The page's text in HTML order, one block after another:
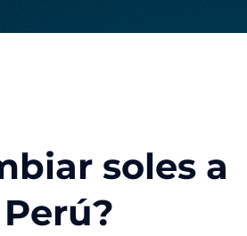
soles a